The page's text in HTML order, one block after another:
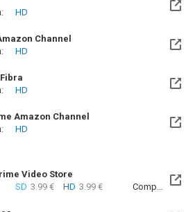
el Vie, 04 Dic 2026 (Quedan 3 meses)
HD
Channel
HD
el Vie, 04 Dic 2026 (Quedan 3 meses)
HD
Amazon Channel
HD
Video Store
SD 3.99 € HD 3.99 € Compra: SD